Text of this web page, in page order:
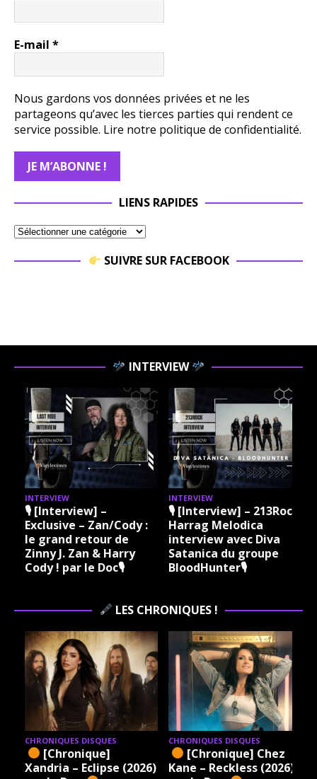
E-mail *
Nous gardons vos données privées et ne les
partageons qu’avec les tierces parties qui rendent ce
service possible. Lire notre politique de confidentialité.
LIENS RAPIDES
SUIVRE SUR FACEBOOK
INTERVIEW
INTERVIEW
🎙 [Interview] –
Exclusive – Zan/Cody :
le grand retour de
Zinny J. Zan & Harry
Cody ! par le Doc🎙
INTERVIEW
🎙 [Interview] – 213Rock
Harrag Melodica
interview avec Diva
Satanica du groupe
BloodHunter🎙
LES CHRONIQUES !
CHRONIQUES DISQUES
[Chronique]
Xandria – Eclipse (2026)
CHRONIQUES DISQUES
[Chronique] Chez
Kane – Reckless (2026)